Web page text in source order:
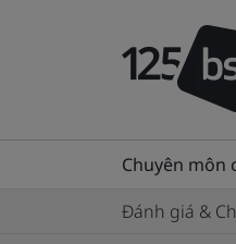
Chuyên môn
Đánh giá &